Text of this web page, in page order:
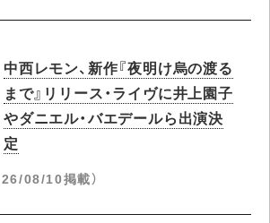
中西レモン、新作『夜明け烏の渡る
まで』リリース・ライヴに井上園子
やダニエル・バエデールら出演決
定
08/10掲載）